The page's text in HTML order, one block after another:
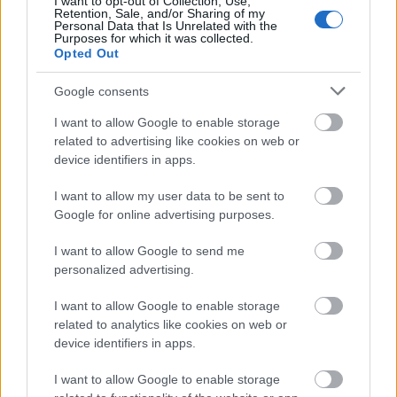
Retention, Sale, and/or Sharing of my
Personal Data that Is Unrelated with the
Purposes for which it was collected.
Opted Out
Google consents
I want to allow Google to enable storage
related to advertising like cookies on web or
device identifiers in apps.
I want to allow my user data to be sent to
Google for online advertising purposes.
I want to allow Google to send me
personalized advertising.
I want to allow Google to enable storage
related to analytics like cookies on web or
device identifiers in apps.
I want to allow Google to enable storage
penger så det ikke behøver å være slik i framtiden.
Ikke bare for Kevins skyld, men også for andre
talenter i framtiden.
MEST LEST